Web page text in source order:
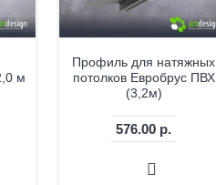
м
Профиль для натяжных
потолков Евробрус ПВХ
(3,2м)
576.00 р.